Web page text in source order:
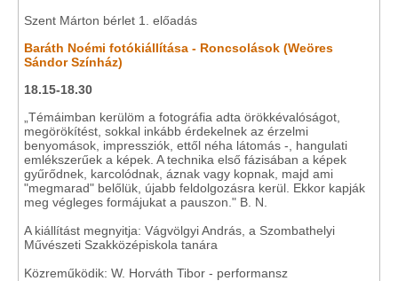
Szent Márton bérlet 1. előadás
Baráth Noémi fotókiállítása - Roncsolások (Weöres
Sándor Színház)
18.15-18.30
„Témáimban kerülöm a fotográfia adta örökkévalóságot,
megörökítést, sokkal inkább érdekelnek az érzelmi
benyomások, impressziók, ettől néha látomás -, hangulati
emlékszerűek a képek. A technika első fázisában a képek
gyűrődnek, karcolódnak, áznak vagy kopnak, majd ami
"megmarad" belőlük, újabb feldolgozásra kerül. Ekkor kapják
meg végleges formájukat a pauszon." B. N.
A kiállítást megnyitja: Vágvölgyi András, a Szombathelyi
Művészeti Szakközépiskola tanára
Közreműködik: W. Horváth Tibor - performansz